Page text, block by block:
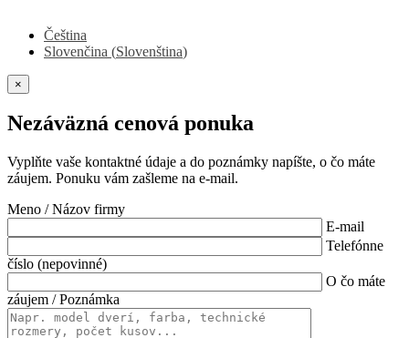
Čeština
Slovenčina (Slovenština)
×
Nezáväzná cenová ponuka
Vyplňte vaše kontaktné údaje a do poznámky napíšte, o čo máte
záujem. Ponuku vám zašleme na e-mail.
Meno / Názov firmy
E-mail
Telefónne
číslo (nepovinné)
O čo máte
záujem / Poznámka